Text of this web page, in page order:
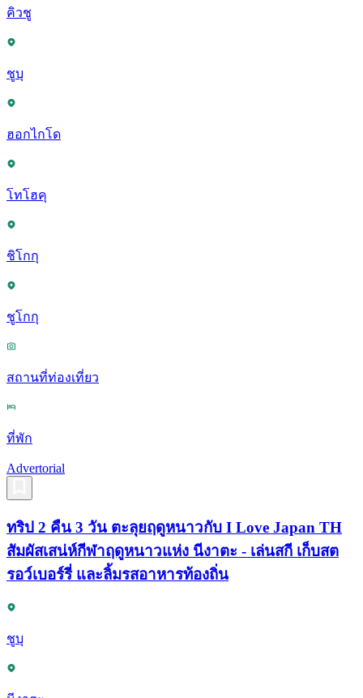
คิวชู
ชูบุ
ฮอกไกโด
โทโฮคุ
ชิโกกุ
ชูโกกุ
สถานที่ท่องเที่ยว
ที่พัก
Advertorial
ทริป 2 คืน 3 วัน ตะลุยฤดูหนาวกับ I Love Japan TH
สัมผัสเสน่ห์กีฬาฤดูหนาวแห่ง นีงาตะ - เล่นสกี เก็บสต
รอว์เบอร์รี่ และลิ้มรสอาหารท้องถิ่น
ชูบุ